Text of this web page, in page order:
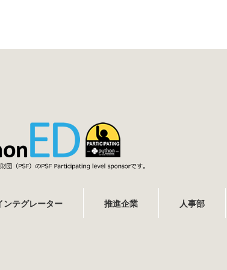
ンテグレーター 推進企業 人事部